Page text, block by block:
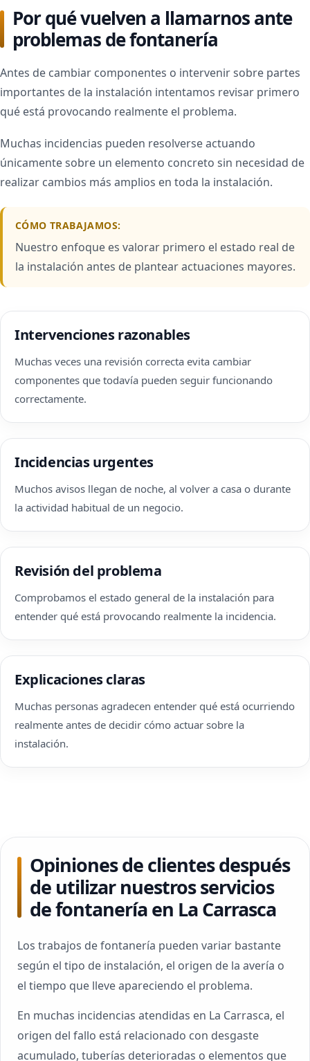
Por qué vuelven a llamarnos ante
problemas de fontanería
Antes de cambiar componentes o intervenir sobre partes
importantes de la instalación intentamos revisar primero
qué está provocando realmente el problema.
Muchas incidencias pueden resolverse actuando
únicamente sobre un elemento concreto sin necesidad de
realizar cambios más amplios en toda la instalación.
CÓMO TRABAJAMOS:
Nuestro enfoque es valorar primero el estado real de
la instalación antes de plantear actuaciones mayores.
Intervenciones razonables
Muchas veces una revisión correcta evita cambiar
componentes que todavía pueden seguir funcionando
correctamente.
Incidencias urgentes
Muchos avisos llegan de noche, al volver a casa o durante
la actividad habitual de un negocio.
Revisión del problema
Comprobamos el estado general de la instalación para
entender qué está provocando realmente la incidencia.
Explicaciones claras
Muchas personas agradecen entender qué está ocurriendo
realmente antes de decidir cómo actuar sobre la
instalación.
Opiniones de clientes después
de utilizar nuestros servicios
de fontanería en La Carrasca
Los trabajos de fontanería pueden variar bastante
según el tipo de instalación, el origen de la avería o
el tiempo que lleve apareciendo el problema.
En muchas incidencias atendidas en La Carrasca, el
origen del fallo está relacionado con desgaste
acumulado, tuberías deterioradas o elementos que